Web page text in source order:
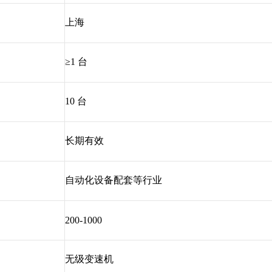
上海
≥1 台
10 台
长期有效
自动化设备配套等行业
200-1000
无级变速机